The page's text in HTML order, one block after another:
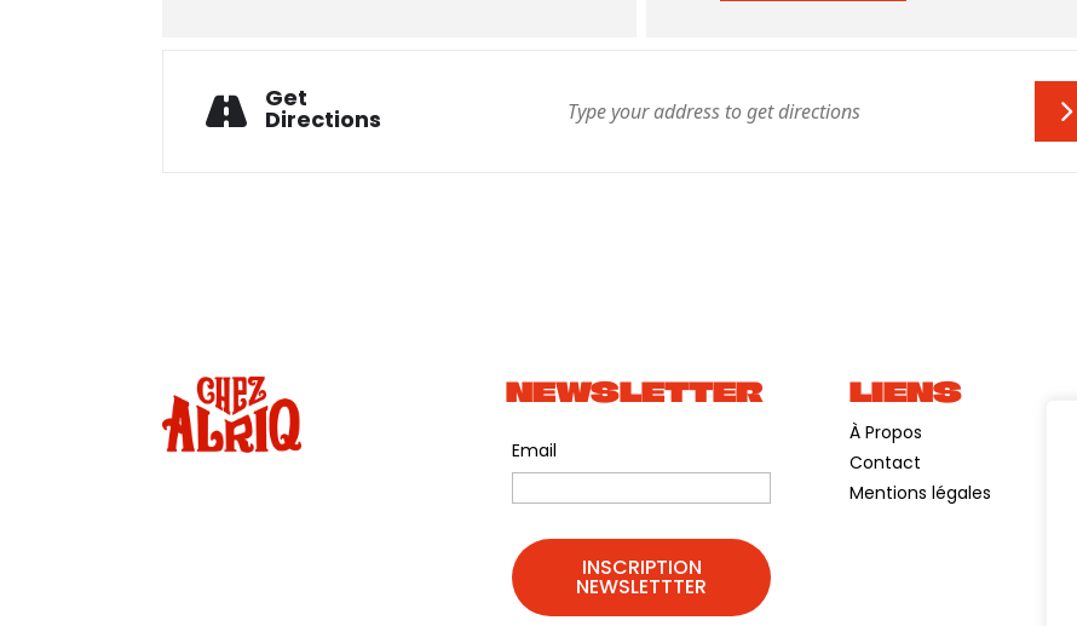
Get
Directions
NEWSLETTER
Email
LIENS
À Propos
Contact
Mentions légales